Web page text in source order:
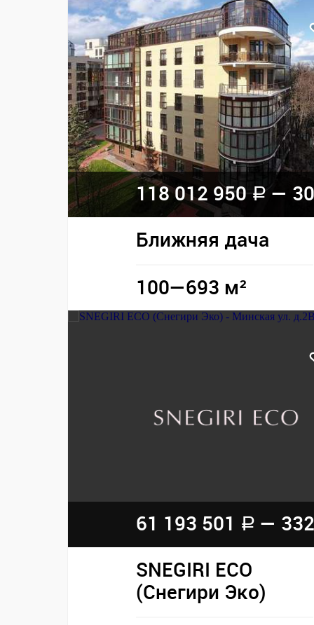
118 012 950a—
Ближняя дача
100—693 м²
61 193 501 a —
SNEGIRI ECO
(Снегири Эко)